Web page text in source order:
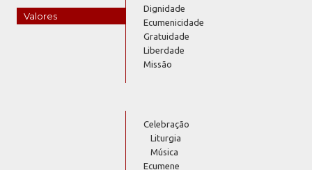
Valores
Dignidade
Ecumenicidade
Gratuidade
Liberdade
Missão
Celebração
Liturgia
Música
Ecumene